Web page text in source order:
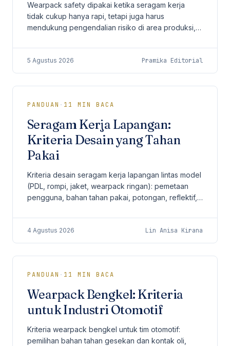
Wearpack safety dipakai ketika seragam kerja
tidak cukup hanya rapi, tetapi juga harus
mendukung pengendalian risiko di area produksi,
5 Agustus 2026 Pramika Editorial
PANDUAN · 11 MIN BACA
Seragam Kerja Lapangan:
Kriteria Desain yang Tahan
Pakai
Kriteria desain seragam kerja lapangan lintas model
(PDL, rompi, jaket, wearpack ringan): pemetaan
pengguna, bahan tahan pakai, potongan, reflektif,
time.
4 Agustus 2026 Lin Anisa Kirana
PANDUAN · 11 MIN BACA
Wearpack Bengkel: Kriteria
untuk Industri Otomotif
Kriteria wearpack bengkel untuk tim otomotif:
pemilihan bahan tahan gesekan dan kontak oli,